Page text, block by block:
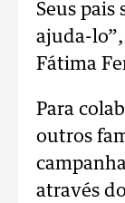
Seus pais
ajuda-
Fátima
Para
outros
através